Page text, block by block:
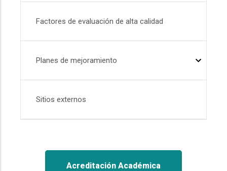
Factores de evaluación de alta calidad
Planes de mejoramiento
Sitios externos
Acreditación Académica